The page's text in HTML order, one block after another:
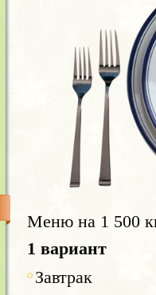
Меню на 1 500
1 вариант
Завтрак